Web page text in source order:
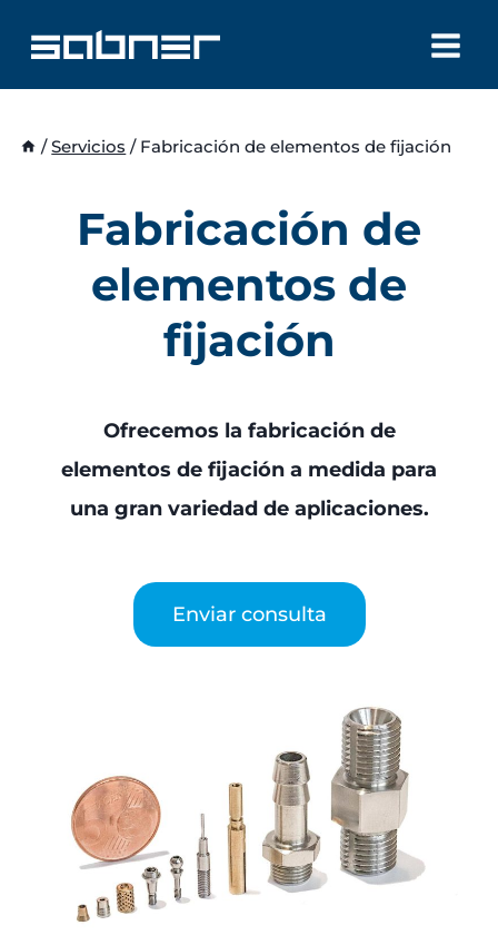
contenido
/ Servicios / Fabricación de elementos de fijación
Fabricación de
elementos de
fijación
Ofrecemos la fabricación de
elementos de fijación a medida para
una gran variedad de aplicaciones.
Enviar consulta